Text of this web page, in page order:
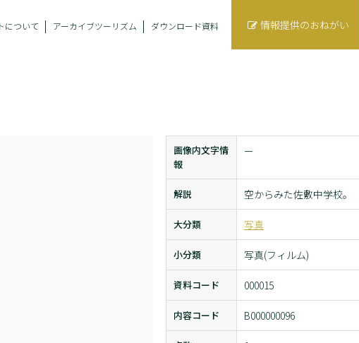
について アーカイブツーリズム ダウンロード資料 情報提供のおねがい
画像内文字情
報
ー
解説 空からみた佐敷中学校。
大分類 写真
小分類 写真(フィルム)
資料コード 000015
内容コード B000000096